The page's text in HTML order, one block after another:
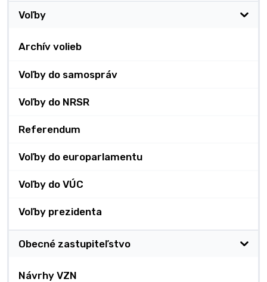
Voľby
Archív volieb
Voľby do samospráv
Voľby do NRSR
Referendum
Voľby do europarlamentu
Voľby do VÚC
Voľby prezidenta
Obecné zastupiteľstvo
Návrhy VZN